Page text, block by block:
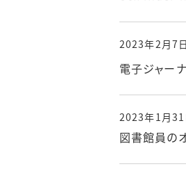
2023年2月7日
電子ジャー
2023年1月31
図書館員の